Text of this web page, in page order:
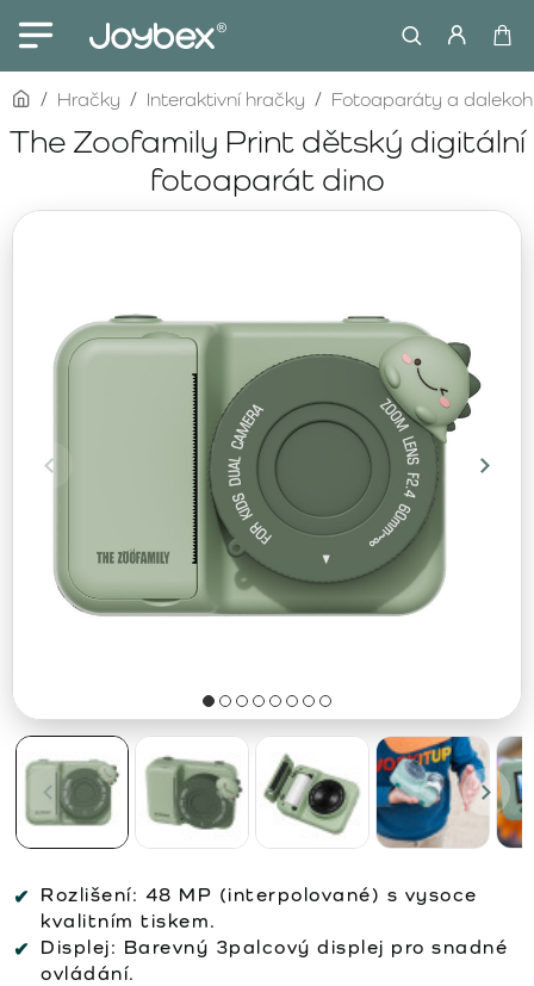
The Zoofamily Print dětský digitální
fotoaparát dino
homeHračky Interaktivní hračky Fotoaparáty a
Rozlišení: 48 MP (interpolované) s vysoce
kvalitním tiskem.
Displej: Barevný 3palcový displej pro snadné
ovládání.